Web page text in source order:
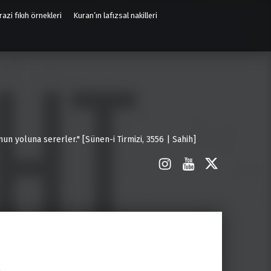
fıkıh örnekleri Kuran’ın lafızsal nakilleri
yoluna sererler." [Sünen-i Tirmizi, 3556 | Sahih]
İnstagram
Youtube